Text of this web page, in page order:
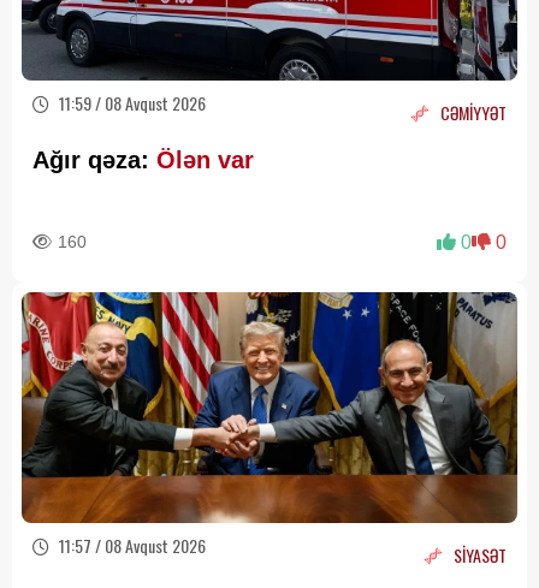
11:59 / 08 Avqust 2026 CƏMİYYƏT
Ağır qəza: Ölən var
160 0 0
11:57 / 08 Avqust 2026 SİYASƏT